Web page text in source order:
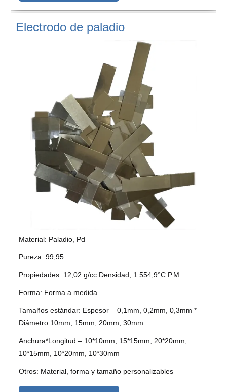
Electrodo de paladio
Material: Paladio, Pd
Pureza: 99,95
Propiedades: 12,02 g/cc Densidad, 1.554,9°C P.M.
Forma: Forma a medida
Tamaños estándar: Espesor – 0,1mm, 0,2mm, 0,3mm *
Diámetro 10mm, 15mm, 20mm, 30mm
Anchura*Longitud – 10*10mm, 15*15mm, 20*20mm,
10*15mm, 10*20mm, 10*30mm
Otros: Material, forma y tamaño personalizables